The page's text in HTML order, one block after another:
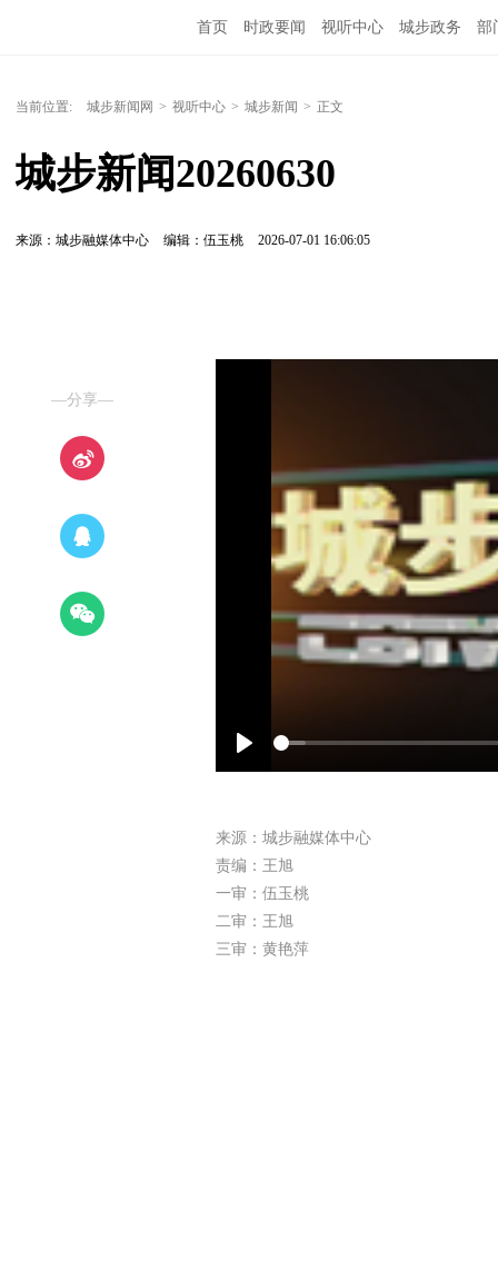
首页 时政要闻 视听中心 城步政务 部
当前位置: 城步新闻网 > 视听中心 > 城步新闻 > 正文
城步新闻20260630
来源：城步融媒体中心 编辑：伍玉桃 2026-07-01 16:06:05
—分享—
Play
来源：城步融媒体中心
责编：王旭
一审：伍玉桃
二审：王旭
三审：黄艳萍